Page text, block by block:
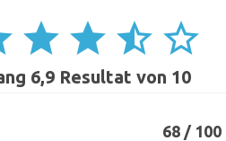
star star star_half star_border
6,9 Resultat von 10
68 / 100